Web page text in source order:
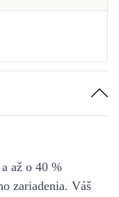
až o 40 %
zariadenia. Váš